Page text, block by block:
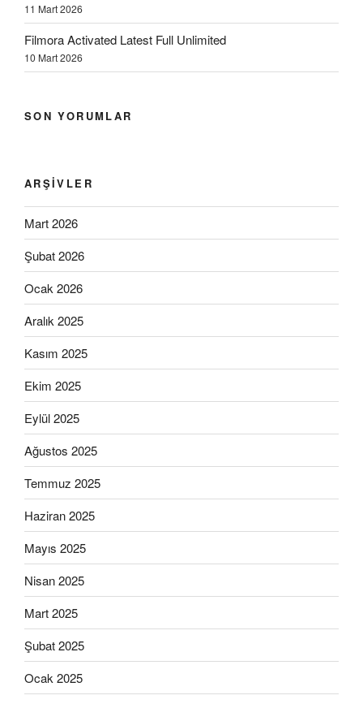
11 Mart 2026
Filmora Activated Latest Full Unlimited
10 Mart 2026
SON YORUMLAR
ARŞIVLER
Mart 2026
Şubat 2026
Ocak 2026
Aralık 2025
Kasım 2025
Ekim 2025
Eylül 2025
Ağustos 2025
Temmuz 2025
Haziran 2025
Mayıs 2025
Nisan 2025
Mart 2025
Şubat 2025
Ocak 2025